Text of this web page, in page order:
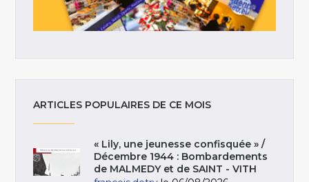
ARTICLES POPULAIRES DE CE MOIS
« Lily, une jeunesse confisquée » /
Décembre 1944 : Bombardements
de MALMEDY et de SAINT - VITH